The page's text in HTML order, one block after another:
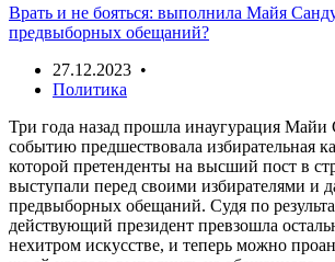
Врать и не бояться: выполнила Майя
предвыборных обещаний?
27.12.2023 •
Политика
Три года назад прошла инаугурация Майи
событию предшествовала избирательная
которой претенденты на высший пост в
выступали перед своими избирателями и
предвыборных обещаний. Судя по
действующий президент превзошла
нехитром искусстве, и теперь можно